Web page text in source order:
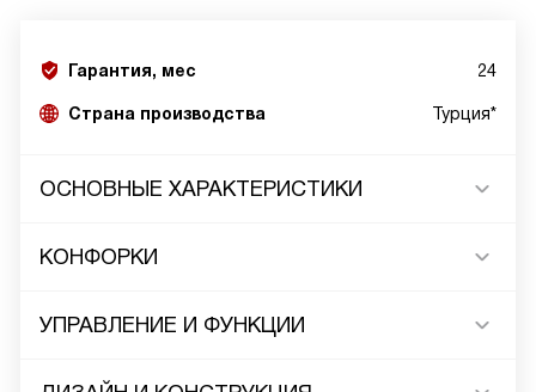
Гарантия, мес 24
Страна производства Турция*
ОСНОВНЫЕ ХАРАКТЕРИСТИКИ
КОНФОРКИ
УПРАВЛЕНИЕ И ФУНКЦИИ